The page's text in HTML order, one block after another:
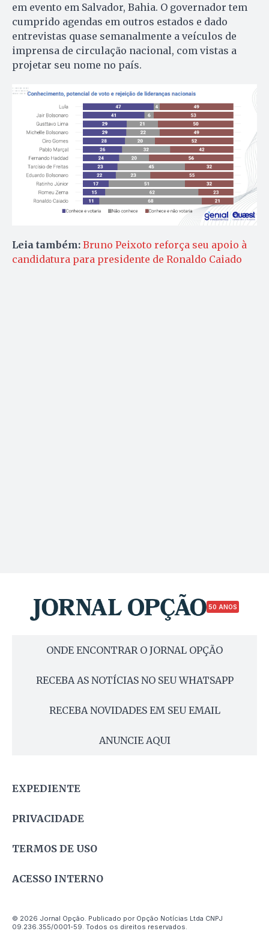
em evento em Salvador, Bahia. O governador tem
cumprido agendas em outros estados e dado
entrevistas quase semanalmente a veículos de
imprensa de circulação nacional, com vistas a
projetar seu nome no país.
Leia também: Bruno Peixoto reforça seu apoio à
candidatura para presidente de Ronaldo Caiado
50 ANOS
ONDE ENCONTRAR O JORNAL OPÇÃO
RECEBA AS NOTÍCIAS NO SEU WHATSAPP
RECEBA NOVIDADES EM SEU EMAIL
ANUNCIE AQUI
EXPEDIENTE
PRIVACIDADE
TERMOS DE USO
ACESSO INTERNO
© 2026 Jornal Opção. Publicado por Opção Notícias Ltda CNPJ
09.236.355/0001-59. Todos os direitos reservados.